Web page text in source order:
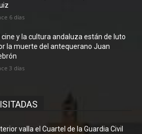
6 días
cine y la cultura andaluza están de luto
la muerte del antequerano Juan
3 días
valla el Cuartel de la Guardia Civil